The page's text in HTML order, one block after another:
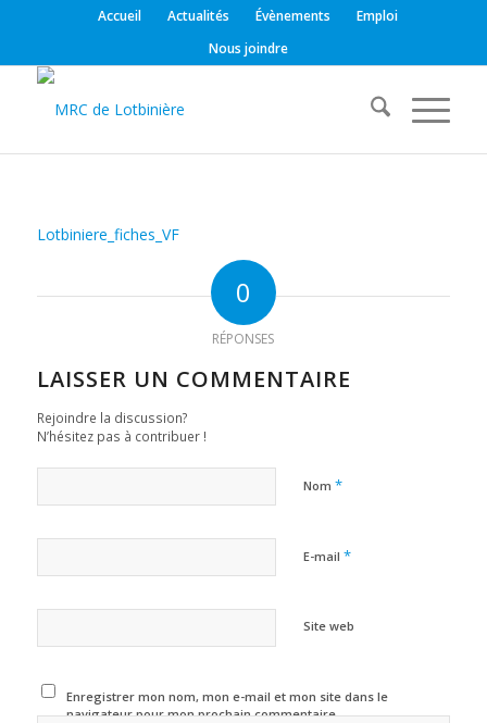
Accueil Actualités Évènements
Emploi
Nous joindre
Lotbiniere_fiches_VF
0
RÉPONSES
LAISSER UN COMMENTAIRE
Rejoindre la discussion?
N’hésitez pas à contribuer !
Nom *
E-mail *
Site web
Enregistrer mon nom, mon e-mail et mon site dans le
navigateur pour mon prochain commentaire.